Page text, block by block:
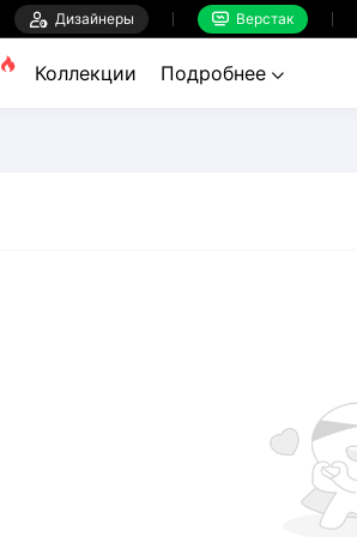
 Дизайнеры  Верстак
 Коллекции Подробнее 